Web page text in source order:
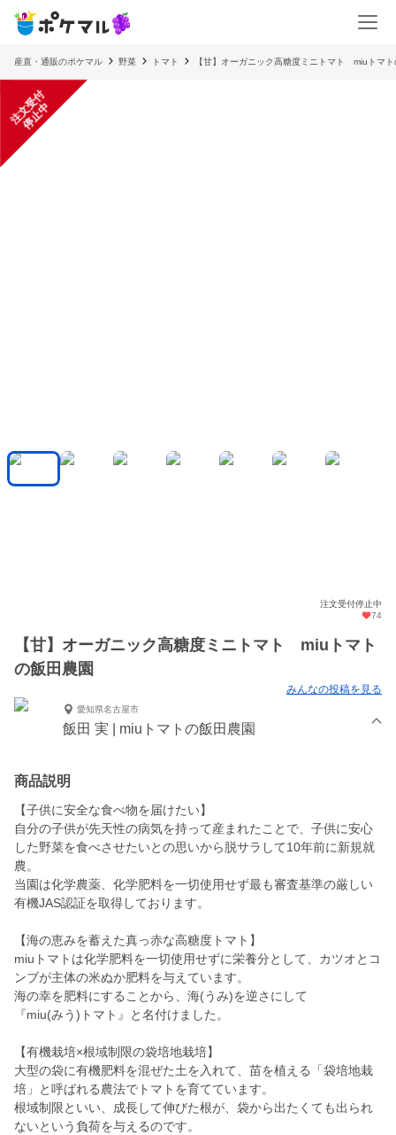
産直・通販のポケマル 野菜 トマト 【甘】オーガニック高糖度ミニトマト miuトマ
注
文
受
付
停
止
中
注文受付停止中
74
【甘】オーガニック高糖度ミニトマト miuトマト
の飯田農園
みんなの投稿を見る
愛知県名古屋市
飯田 実 | miuトマトの飯田農園
商品説明
【子供に安全な食べ物を届けたい】
自分の子供が先天性の病気を持って産まれたことで、子供に安心
した野菜を食べさせたいとの思いから脱サラして10年前に新規就
農。
当園は化学農薬、化学肥料を一切使用せず最も審査基準の厳しい
有機JAS認証を取得しております。
【海の恵みを蓄えた真っ赤な高糖度トマト】
miuトマトは化学肥料を一切使用せずに栄養分として、カツオとコ
ンブが主体の米ぬか肥料を与えています。
海の幸を肥料にすることから、海(うみ)を逆さにして
『miu(みう)トマト』と名付けました。
【有機栽培×根域制限の袋培地栽培】
大型の袋に有機肥料を混ぜた土を入れて、苗を植える「袋培地栽
培」と呼ばれる農法でトマトを育てています。
根域制限といい、成長して伸びた根が、袋から出たくても出られ
ないという負荷を与えるのです。